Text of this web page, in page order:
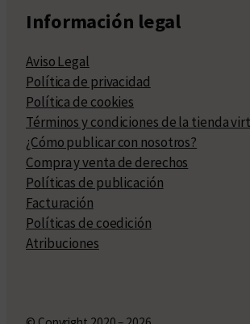
Información legal
Aviso Legal
Política de privacidad
Política de cookies
Términos y condiciones de la tienda
¿Cómo publicar con nosotros?
Compra y venta de derechos
Políticas de publicación
Facturación
Políticas de coedición
Atribuciones